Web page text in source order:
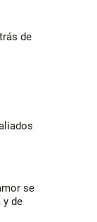
de
se
y de